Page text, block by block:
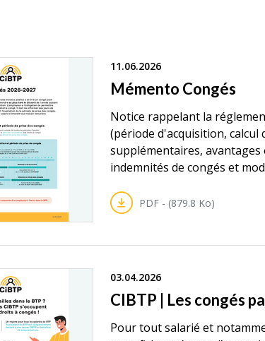
11.06.2026
Mémento Congés
Notice rappelant la
(période d'acquisition, calcul
supplémentaires, avantages
indemnités de congés et
PDF - (879.8 Ko)
03.04.2026
CIBTP | Les congés
Pour tout salarié et